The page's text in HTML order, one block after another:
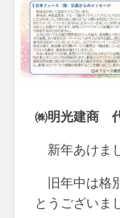
㈱明光建商
新年あけま
旧年中は格
とうございま